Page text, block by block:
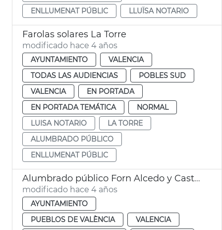
ENLLUMENAT PÚBLIC
LLUÏSA NOTARIO
Farolas solares La Torre
modificado hace 4 años
AYUNTAMIENTO
VALENCIA
TODAS LAS AUDIENCIAS
POBLES SUD
VALENCIA
EN PORTADA
EN PORTADA TEMÁTICA
NORMAL
LUISA NOTARIO
LA TORRE
ALUMBRADO PÚBLICO
ENLLUMENAT PÚBLIC
Alumbrado público Forn Alcedo y Castellar-l'Oliveral
modificado hace 4 años
AYUNTAMIENTO
PUEBLOS DE VALÈNCIA
VALENCIA